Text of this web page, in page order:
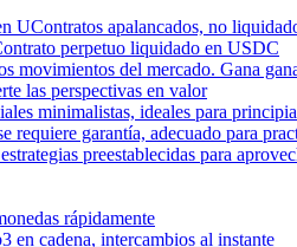
UContratos apalancados, no
perpetuo liquidado en USDC
movimientos del mercado. Gana
las perspectivas en valor
minimalistas, ideales para
requiere garantía, adecuado para
preestablecidas para
rápidamente
en cadena, intercambios al instante